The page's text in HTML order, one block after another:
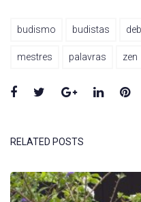
budismo budistas
mestres palavras zen
Facebook
TwitterGoogle+LinkedIn
RELATED POSTS